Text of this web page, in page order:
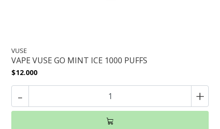
VUSE
VAPE VUSE GO MINT ICE 1000 PUFFS
$12.000
- +